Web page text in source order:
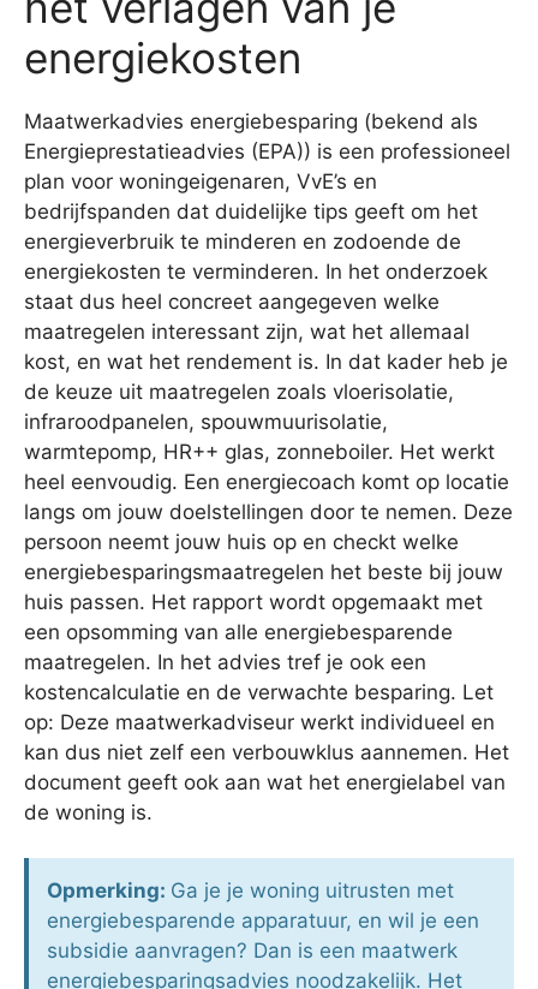
energiekosten
Maatwerkadvies energiebesparing (bekend als
Energieprestatieadvies (EPA)) is een professioneel
plan voor woningeigenaren, VvE’s en
bedrijfspanden dat duidelijke tips geeft om het
energieverbruik te minderen en zodoende de
energiekosten te verminderen. In het onderzoek
staat dus heel concreet aangegeven welke
maatregelen interessant zijn, wat het allemaal
kost, en wat het rendement is. In dat kader heb je
de keuze uit maatregelen zoals vloerisolatie,
infraroodpanelen, spouwmuurisolatie,
warmtepomp, HR++ glas, zonneboiler. Het werkt
heel eenvoudig. Een energiecoach komt op locatie
langs om jouw doelstellingen door te nemen. Deze
persoon neemt jouw huis op en checkt welke
energiebesparingsmaatregelen het beste bij jouw
huis passen. Het rapport wordt opgemaakt met
een opsomming van alle energiebesparende
maatregelen. In het advies tref je ook een
kostencalculatie en de verwachte besparing. Let
op: Deze maatwerkadviseur werkt individueel en
kan dus niet zelf een verbouwklus aannemen. Het
document geeft ook aan wat het energielabel van
de woning is.
Opmerking: Ga je je woning uitrusten met
energiebesparende apparatuur, en wil je een
subsidie aanvragen? Dan is een maatwerk
energiebesparingsadvies noodzakelijk. Het